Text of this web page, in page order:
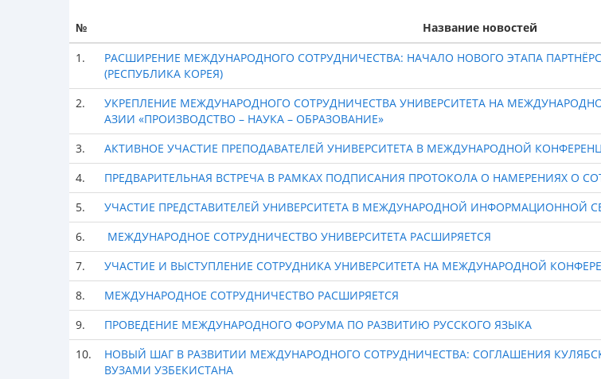
№ Название новостей
1.
РАСШИРЕНИЕ МЕЖДУНАРОДНОГО СОТРУДНИЧЕСТВА: НАЧАЛО НОВОГО ЭТАПА
(РЕСПУБЛИКА КОРЕЯ)
2.
УКРЕПЛЕНИЕ МЕЖДУНАРОДНОГО СОТРУДНИЧЕСТВА УНИВЕРСИТЕТА НА
АЗИИ «ПРОИЗВОДСТВО – НАУКА – ОБРАЗОВАНИЕ»
3. АКТИВНОЕ УЧАСТИЕ ПРЕПОДАВАТЕЛЕЙ УНИВЕРСИТЕТА В МЕЖДУНАРОДНОЙ
4.
ПРЕДВАРИТЕЛЬНАЯ ВСТРЕЧА В РАМКАХ ПОДПИСАНИЯ ПРОТОКОЛА О НАМЕРЕНИЯХ О
5.
УЧАСТИЕ ПРЕДСТАВИТЕЛЕЙ УНИВЕРСИТЕТА В МЕЖДУНАРОДНОЙ ИНФОРМАЦИОННОЙ
6.
МЕЖДУНАРОДНОЕ СОТРУДНИЧЕСТВО УНИВЕРСИТЕТА РАСШИРЯЕТСЯ
7.
УЧАСТИЕ И ВЫСТУПЛЕНИЕ СОТРУДНИКА УНИВЕРСИТЕТА НА МЕЖДУНАРОДНОЙ
8.
МЕЖДУНАРОДНОЕ СОТРУДНИЧЕСТВО РАСШИРЯЕТСЯ
9.
ПРОВЕДЕНИЕ МЕЖДУНАРОДНОГО ФОРУМА ПО РАЗВИТИЮ РУССКОГО ЯЗЫКА
10.
НОВЫЙ ШАГ В РАЗВИТИИ МЕЖДУНАРОДНОГО СОТРУДНИЧЕСТВА: СОГЛАШЕНИЯ
ВУЗАМИ УЗБЕКИСТАНА